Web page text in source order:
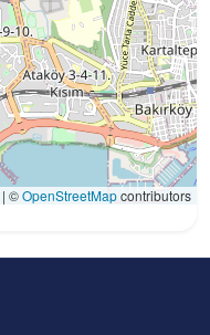
| ©OpenStreetMapcontributors